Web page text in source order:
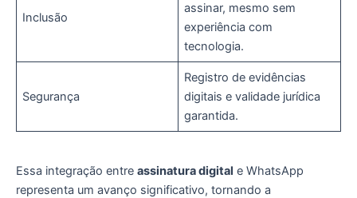
Inclusão
assinar, mesmo sem
experiência com
tecnologia.
Segurança
Registro de evidências
digitais e validade jurídica
garantida.
Essa integração entre assinatura digital e WhatsApp
representa um avanço significativo, tornando a